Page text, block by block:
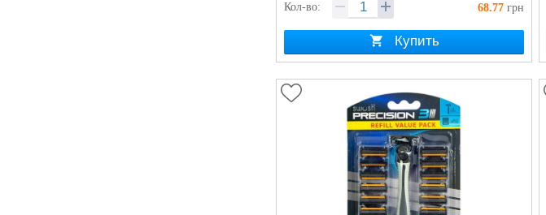
Кол-во: 68.77 грн
Купить